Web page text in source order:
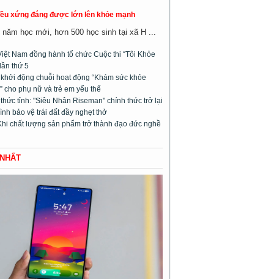
xứng đáng được lớn lên khỏe mạnh
học mới, hơn 500 học sinh tại xã H ...
Nam đồng hành tổ chức Cuộc thi “Tôi Khỏe
thứ 5
động chuỗi hoạt động “Khám sức khỏe
cho phụ nữ và trẻ em yếu thế
tỉnh: "Siêu Nhân Riseman" chính thức trở lại
bảo vệ trái đất đầy nghẹt thở
chất lượng sản phẩm trở thành đạo đức nghề